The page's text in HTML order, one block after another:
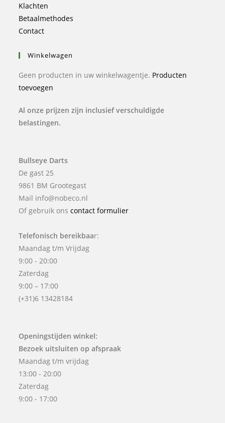
Klachten
Betaalmethodes
Contact
Winkelwagen
Geen producten in uw winkelwagentje. Producten
toevoegen
Al onze prijzen zijn inclusief verschuldigde
belastingen.
Bullseye Darts
De gast 25
9861 BM Grootegast
Mail info@nobeco.nl
Of gebruik onscontact formulier
Telefonisch bereikbaar:
Maandag t/m Vrijdag
9:00 - 20:00
Zaterdag
9:00 – 17:00
(+31)6 13428184
Openingstijden winkel:
Bezoek uitsluiten op afspraak
Maandag t/m vrijdag
13:00 - 20:00
Zaterdag
9:00 - 17:00